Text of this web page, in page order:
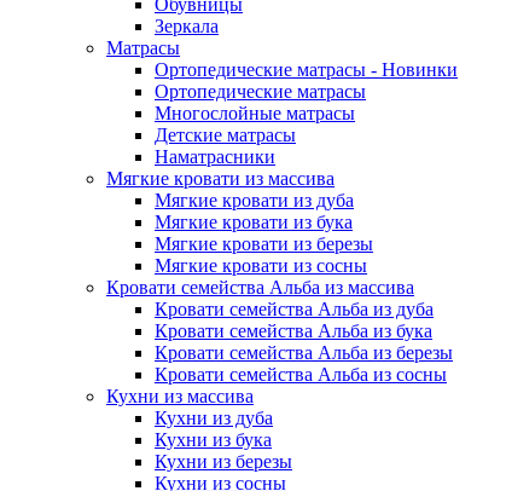
Обувницы
Зеркала
Матрасы
Ортопедические матрасы - Новинки
Ортопедические матрасы
Многослойные матрасы
Детские матрасы
Наматрасники
Мягкие кровати из массива
Мягкие кровати из дуба
Мягкие кровати из бука
Мягкие кровати из березы
Мягкие кровати из сосны
Кровати семейства Альба из массива
Кровати семейства Альба из дуба
Кровати семейства Альба из бука
Кровати семейства Альба из березы
Кровати семейства Альба из сосны
Кухни из массива
Кухни из дуба
Кухни из бука
Кухни из березы
Кухни из сосны